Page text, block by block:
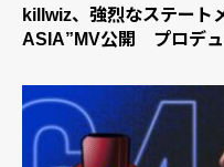
killwiz、強烈なステート
ASIA”MV公開 プロデュ